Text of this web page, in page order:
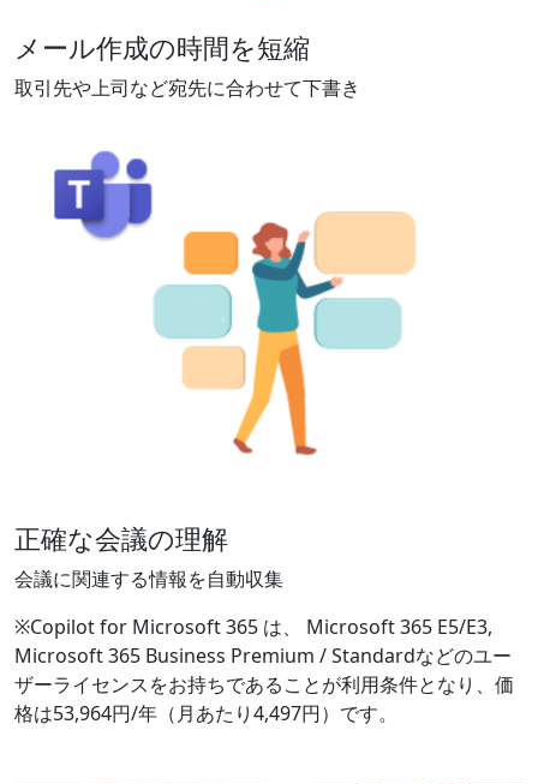
メール作成の時間を短縮
取引先や上司など宛先に合わせて下書き
正確な会議の理解
会議に関連する情報を自動収集
※Copilot for Microsoft 365 は、 Microsoft 365 E5/E3,
Microsoft 365 Business Premium / Standardなどのユー
ザーライセンスをお持ちであることが利用条件となり、価
格は53,964円/年（月あたり4,497円）です。​